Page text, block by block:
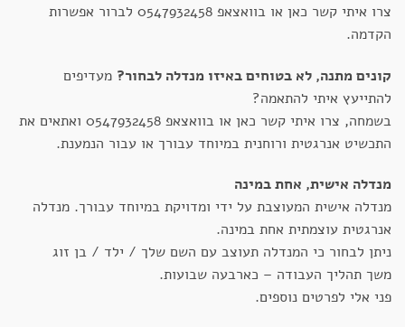
צרו איתי קשר כאן או בוואצאפ 0547932458 לברור אפשרות
הקדמה.
קונים מתנה, לא בטוחים באיזו מנדלה לבחור? מעדיפים
להתייעץ איתי להתאמה?
בשמחה, צרו איתי קשר כאן או בוואצאפ 0547932458 ואתאים את
התכשיט אנרגטית ורוחנית במיוחד עבורך או עבור הנמענת.
מנדלה אישית, אחת במינה
מנדלה אישית המעוצבת על ידי ומדויקת במיוחד עבורך. מנדלה
אנרגטית עוצמתית אחת במינה.
ניתן לבחור כי המנדלה תעוצב עם השם שלך / ילד / בן זוג
משך תהליך העבודה – כארבעה שבועות.
פני אלי לפרטים נוספים.